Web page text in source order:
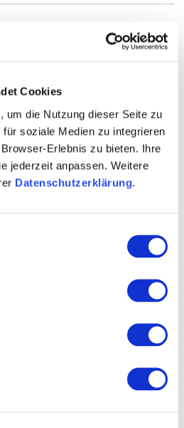
Cookies
um die Nutzung dieser Seite zu
soziale Medien zu integrieren
Erlebnis zu bieten. Ihre
jederzeit anpassen. Weitere
Datenschutzerklärung.